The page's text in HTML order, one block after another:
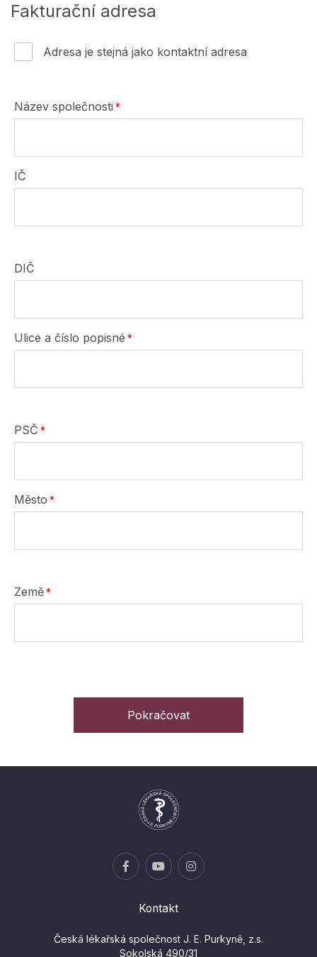
Fakturační adresa
Adresa je stejná jako kontaktní adresa
Název společnosti
IČ
DIČ
Ulice a číslo popisné
PSČ
Město
Země
Pokračovat
Kontakt
Česká lékařská společnost J. E. Purkyně, z.s.
Sokolská 490/31